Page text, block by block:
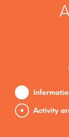
Activity